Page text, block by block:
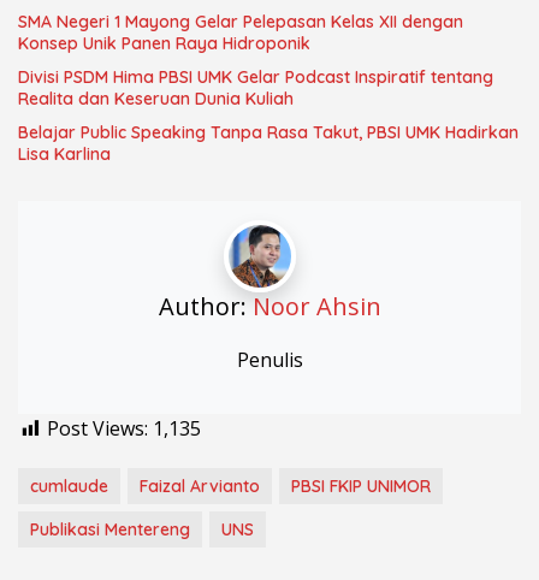
SMA Negeri 1 Mayong Gelar Pelepasan Kelas XII dengan
Konsep Unik Panen Raya Hidroponik
Divisi PSDM Hima PBSI UMK Gelar Podcast Inspiratif tentang
Realita dan Keseruan Dunia Kuliah
Belajar Public Speaking Tanpa Rasa Takut, PBSI UMK Hadirkan
Lisa Karlina
Author: Noor Ahsin
Penulis
Post Views: 1,135
cumlaude Faizal Arvianto
PBSI FKIP UNIMOR
Publikasi Mentereng
UNS